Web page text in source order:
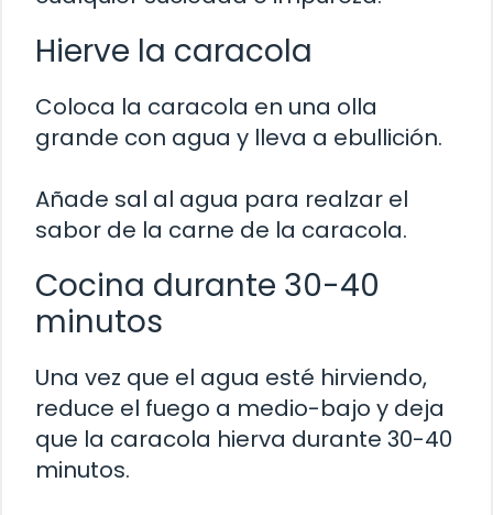
Hierve la caracola
Coloca la caracola en una olla
grande con agua y lleva a ebullición.
Añade sal al agua para realzar el
sabor de la carne de la caracola.
Cocina durante 30-40
minutos
Una vez que el agua esté hirviendo,
reduce el fuego a medio-bajo y deja
que la caracola hierva durante 30-40
minutos.